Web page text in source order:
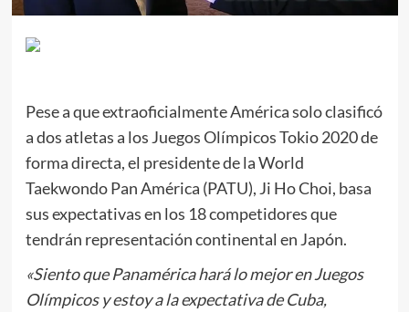
Pese a que extraoficialmente América solo clasificó
a dos atletas a los Juegos Olímpicos Tokio 2020 de
forma directa, el presidente de la World
Taekwondo Pan América (PATU), Ji Ho Choi, basa
sus expectativas en los 18 competidores que
tendrán representación continental en Japón.
«Siento que Panamérica hará lo mejor en Juegos
Olímpicos y estoy a la expectativa de Cuba,